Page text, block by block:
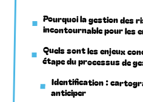
Pourquoi la gestion des
incontournable pour les
Quels sont les enjeux
étape du processus de
Identification :
anticiper